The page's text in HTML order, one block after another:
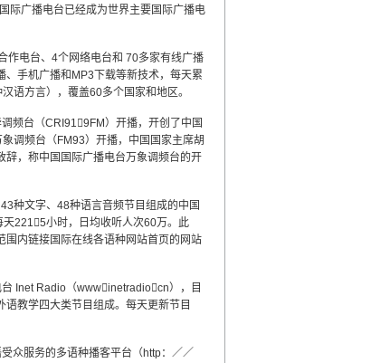
际广播电台已经成为世界主要国际广播电
作电台、4个网络电台和 70多家有线广播
手机广播和MP3下载等新技术，每天累
语方言），覆盖60多个国家和地区。
频台（CRI919FM）开播，开创了中国
调频台（FM93）开播，中国国家主席胡
，称中国国际广播电台万象调频台的开
种文字、48种语言音频节目组成的中国
2215小时，日均收听人次60万。此
内链接国际在线各语种网站首页的网站
Inet Radio（wwwinetradiocn），目
教学四大类节目组成。每天更新节目
众服务的多语种播客平台（http：／／